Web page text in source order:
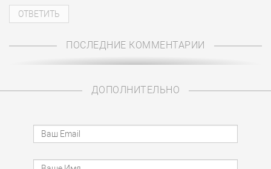
ПОСЛЕДНИЕ КОММЕНТАРИИ
ДОПОЛНИТЕЛЬНО